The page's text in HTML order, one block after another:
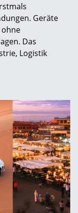
Geräte
Das
Logistik